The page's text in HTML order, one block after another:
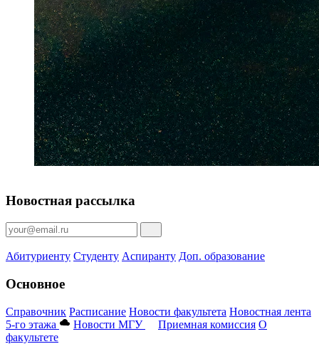
Новостная рассылка
Абитуриенту Студенту Аспиранту Доп. образование
Основное
Справочник Расписание Новости факультета Новостная лента
5-го этажа
Новости МГУ Приемная комиссия О
факультете